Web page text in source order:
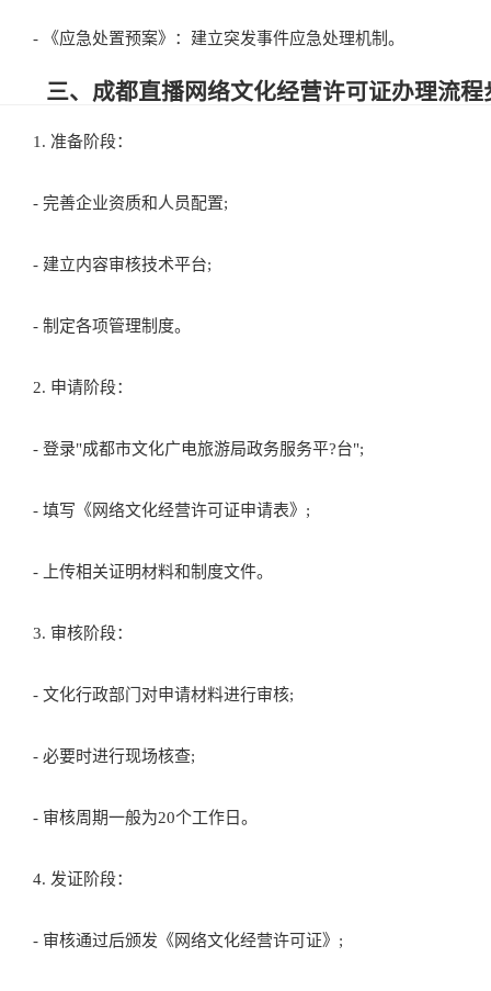
- 《应急处置预案》：建立突发事件应急处理机制。
三、成都直播网络文化经营许可证办理流程
1. 准备阶段：
- 完善企业资质和人员配置;
- 建立内容审核技术平台;
- 制定各项管理制度。
2. 申请阶段：
- 登录"成都市文化广电旅游局政务服务平?台";
- 填写《网络文化经营许可证申请表》;
- 上传相关证明材料和制度文件。
3. 审核阶段：
- 文化行政部门对申请材料进行审核;
- 必要时进行现场核查;
- 审核周期一般为20个工作日。
4. 发证阶段：
- 审核通过后颁发《网络文化经营许可证》;